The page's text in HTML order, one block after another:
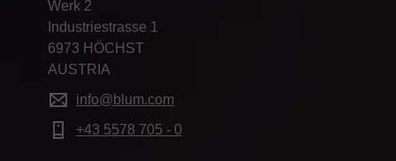
Werk 2
Industriestrasse 1
6973 HÖCHST
AUSTRIA
info@blum.com
+43 5578 705 - 0